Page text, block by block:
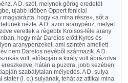
A D. szót, melynek görög eredetét
ujabb időben Oppert feniciai
magyarázta, hogy «a mina része», sőt a
nézte. A D. azon aranypénz, melyet
verettek a régebbi Kroisos-féle arany
hogy már Dareios előtt Kyros és
aranypénzeket, ami szintén amellett
nem Dareios nevéből származik. A D.
volt; előlapján a király volt ábrázolva
hátán a puzdra, jobb kezében
szabálytalan mélyedés. A D. sulya
statér (l. o.) sulyának, tehát az attikai mina